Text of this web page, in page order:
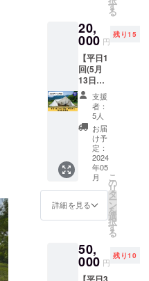
るお名
前を備
考欄に
ご記入
くださ
い。 ※
ニック
ネーム
でのご
参加も
できま
す。
※HP完
成予定6
月。 ※
間は
2024年
6月から
す。
ンクを
必ず備
考欄に
ご記入
くださ
い。 ※
ロゴ受
け取り
など詳
細は
メール
にて調
整させ
ていた
だきま
す。 ※
ネット
メージ
が相違
する場
別価格
利用い
ただけ
る権利
です。
(内容)
・5名以
下（大
人の
み）
・テン
ト張り
無制限
・1泊2
日 ・
チェッ
クイン
13時
ト～11
時
・薪5キ
す
る
20,
000 円
残り15
【平日1
回(5月
13日～
10月末)
年内優
先予
約・1泊
2日キャ
ンプ宿
泊】 平
日1回、
5月13日
～10月
末の
間、 優
先的に
ただ
き、
キャン
支援
者：
5人
お届
け予
定：
2024
年05
月
詳細を見る
こ
の
リ
タ
ー
ン
を
選
択
す
る
50,
000 円
残り10